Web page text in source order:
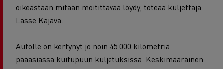
oikeastaan mitään moitittavaa löydy, toteaa kuljettaja
Lasse Kajava.
Autolle on kertynyt jo noin 45 000 kilometriä
pääasiassa kuitupuun kuljetuksissa. Keskimääräinen